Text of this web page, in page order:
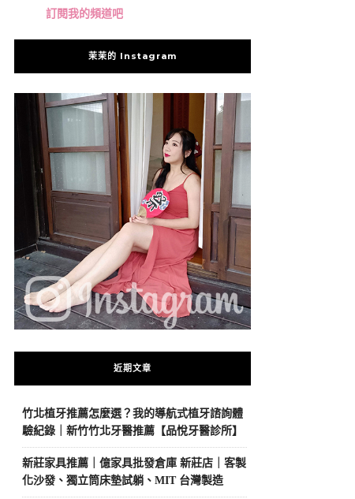
訂閱我的頻道吧
茉茉的 Instagram
近期文章
竹北植牙推薦怎麼選？我的導航式植牙諮詢體
驗紀錄｜新竹竹北牙醫推薦【品悅牙醫診所】
新莊家具推薦｜億家具批發倉庫 新莊店｜客製
化沙發、獨立筒床墊試躺、MIT 台灣製造